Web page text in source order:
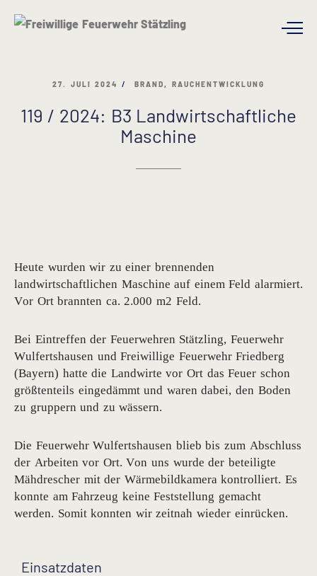
27. JULI 2024 BRAND, RAUCHENTWICKLUNG
119 / 2024: B3 Landwirtschaftliche
Maschine
Heute wurden wir zu einer brennenden
landwirtschaftlichen Maschine auf einem Feld alarmiert.
Vor Ort brannten ca. 2.000 m2 Feld.
Bei Eintreffen der Feuerwehren Stätzling, Feuerwehr
Wulfertshausen und Freiwillige Feuerwehr Friedberg
(Bayern) hatte die Landwirte vor Ort das Feuer schon
größtenteils eingedämmt und waren dabei, den Boden
zu gruppern und zu wässern.
Die Feuerwehr Wulfertshausen blieb bis zum Abschluss
der Arbeiten vor Ort. Von uns wurde der beteiligte
Mähdrescher mit der Wärmebildkamera kontrolliert. Es
konnte am Fahrzeug keine Feststellung gemacht
werden. Somit konnten wir zeitnah wieder einrücken.
Einsatzdaten